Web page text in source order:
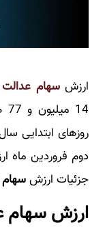
ارزشسهام عدالت
14 میلیون و 77 هزار 200 تومان است.
روزهای ابتدایی
دوم فروردین ماه
جزئیات ارزش
ارزش سهام